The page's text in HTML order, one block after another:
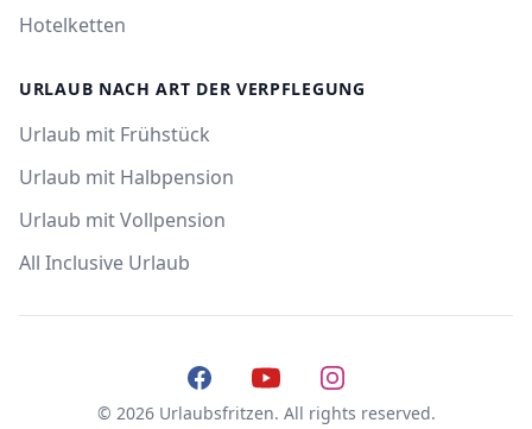
Hotelketten
URLAUB NACH ART DER VERPFLEGUNG
Urlaub mit Frühstück
Urlaub mit Halbpension
Urlaub mit Vollpension
All Inclusive Urlaub
FacebookYouTubeInstagram
© 2026 Urlaubsfritzen. All rights reserved.